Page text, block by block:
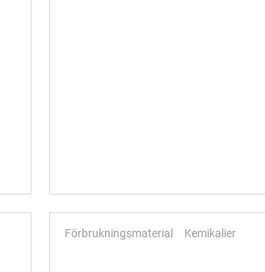
Förbrukningsmaterial Kemikalier